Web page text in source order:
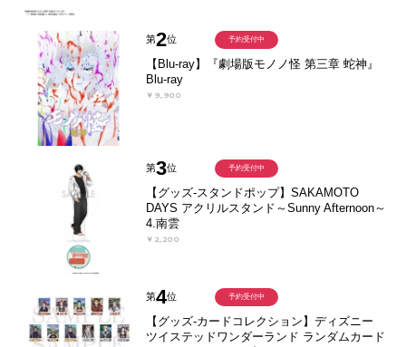
第2位
【Blu-ray】『劇場版モノノ怪 第三章 蛇神』
Blu-ray
￥9,900
予約受付中
第3位
【グッズ-スタンドポップ】SAKAMOTO
DAYS アクリルスタンド～Sunny Afternoon～
4.南雲
￥2,200
予約受付中
第4位
【グッズ-カードコレクション】ディズニー
ツイステッドワンダーランド ランダムカード
予約受付中